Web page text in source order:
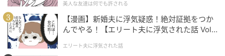
ウーマンエキサイト
美人な友達は何でも許される
【漫画】新婚夫に浮気疑惑！絶対証拠をつか
んでやる！【エリート夫に浮気された話 Vol.
エリート夫に浮気された話